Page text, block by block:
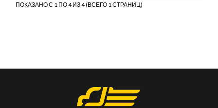
ПОКАЗАНО С 1 ПО 4 ИЗ 4 (ВСЕГО 1 СТРАНИЦ)